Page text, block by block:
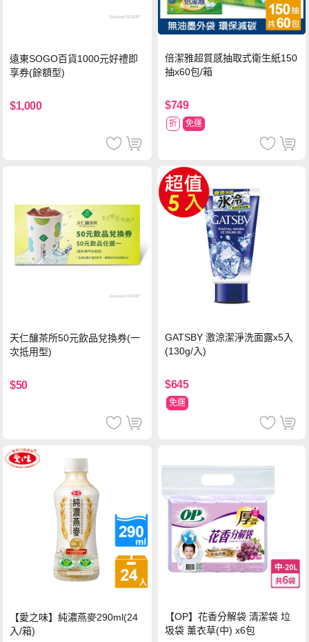
遠東SOGO百貨1000元好禮即
享券(餘額型)
$1,000
倍潔雅超質感抽取式衛生紙150
抽x60包/箱
$749
折 免運
天仁釀茶所50元飲品兌換券(一
次抵用型)
$50
GATSBY 激涼潔淨洗面露x5入
(130g/入)
$645
免運
【愛之味】純濃燕麥290ml(24
入/箱)
【OP】花香分解袋 清潔袋 垃
圾袋 薰衣草(中) x6包